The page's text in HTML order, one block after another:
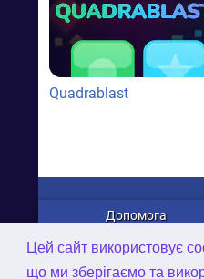
Цей сайт використовує
що ми зберігаємо та
Quadrablast
Допомога